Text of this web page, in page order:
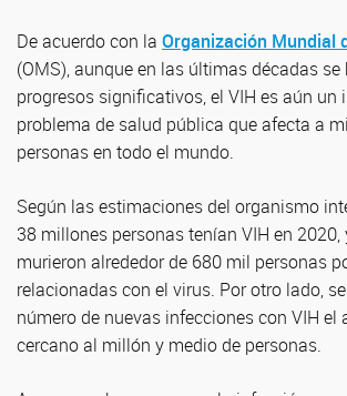
De acuerdo con la Organización Mundial
(OMS), aunque en las últimas décadas
progresos significativos, el VIH es aún un
problema de salud pública que afecta a
personas en todo el mundo.
Según las estimaciones del organismo
38 millones personas tenían VIH en
murieron alrededor de 680 mil personas
relacionadas con el virus. Por otro lado,
número de nuevas infecciones con VIH el
cercano al millón y medio de personas.